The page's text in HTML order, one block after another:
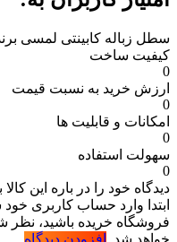
سطل زباله کابینتی لمسی
کیفیت ساخت
0
ارزش خرید به نسبت قیمت
0
امکانات و قابلیت ها
0
سهولت استفاده
0
دیدگاه خود را در باره این کالا
ابتدا وارد حساب کاربری
فروشگاه خریده باشید،